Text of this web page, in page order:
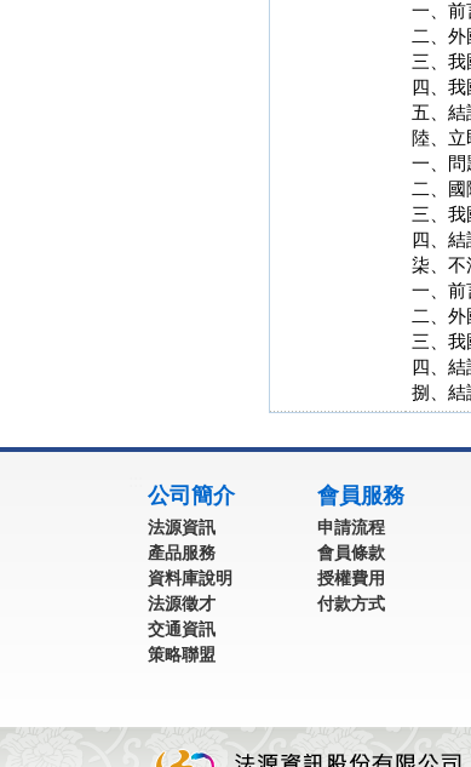
一、前
二、外
三、
四、
五、結
陸、
一、問
二、
三、我
四、結
柒、不
一、前
二、外
三、我
四、結
捌、結
公司簡介
法源資訊
產品服務
資料庫說明
法源徵才
交通資訊
策略聯盟
會員服務
申請流程
會員條款
授權費用
付款方式